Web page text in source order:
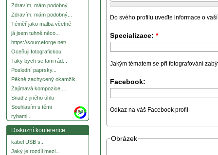
Zdravím, mám podobný...
Zdravím, mám podobný...
Téměř jako malba včetně
já jsem tuhně něco...
https://sourceforge.net/...
Oceňuji fotografickou
Taky bych se tam rád...
Poslední paprsky...
Pěkně zachycený okamžik.
Zajímavá kompozice,...
Snad z jiného úhlu
Souhlasím s těmi
rybami...
more
Diskuzní konference
kabel USB s...
Jaký je rozdíl mezi...
Do svého profilu uveďte informace o
Specializace: *
Jakým tématem se při fotografování
Facebook:
Odkaz na váš Facebook profil
Obrázek